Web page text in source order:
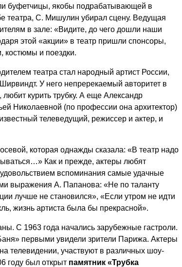
буфетчицы, якобы подрабатывающей в
театра, С. Мишулин убирал сцену. Ведущая
в зале: «Видите, до чего дошли наши
этой «акции» в театр пришли спонсоры,
костюмы и поездки.
театра стал народный артист России,
У него непререкаемый авторитет в
курить трубку. А еще Александр
Николаевной (по профессии она архитектор)
телеведущий, режиссер и актер, и
которая однажды сказала: «В театр надо
Как и прежде, актеры любят
вспоминания самые удачные
выражения А. Папанова: «Не по таланту
лучше не становился», «Если утром не идти
жизнь артиста была бы прекрасной».
С 1963 года начались зарубежные гастроли.
первыми увидели зрители Парижа. Актеры
телевидении, участвуют в различных шоу-
году был открыт памятник «Трубка